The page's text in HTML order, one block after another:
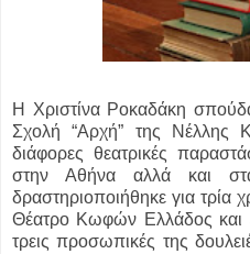
Η Χριστίνα Ροκαδάκη
Σχολή “Αρχή” της Νέλλης
διάφορες θεατρικές
στην Αθήνα αλλά και
δραστηριοποιήθηκε για τρία
Θέατρο Κωφών Ελλάδος και
τρεις προσωπικές της